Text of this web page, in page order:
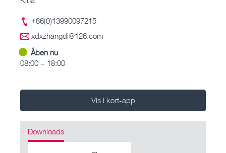
+86(0)13990097215
xdxzhangdi@126.com
Åben nu
08:00 – 18:00
Vis i kort-app
Downloads